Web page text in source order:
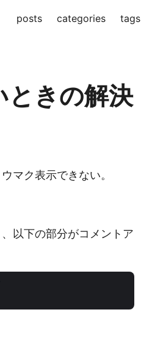
posts categories tags
きの解決
マク表示できない。
以下の部分がコメントア